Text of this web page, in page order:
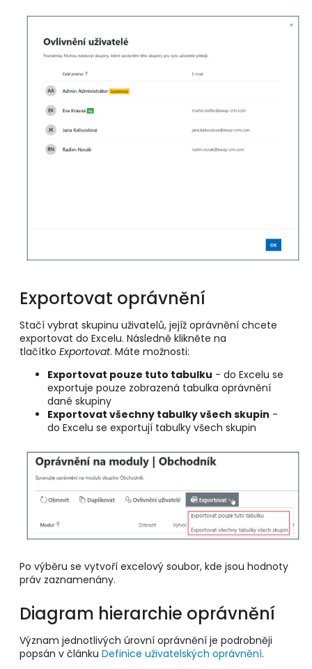
Exportovat oprávnění
Stačí vybrat skupinu uživatelů, jejíž oprávnění chcete
exportovat do Excelu. Následně klikněte na
tlačítko Exportovat. Máte možnosti:
Exportovat pouze tuto tabulku - do Excelu se
exportuje pouze zobrazená tabulka oprávnění
dané skupiny
Exportovat všechny tabulky všech skupin -
do Excelu se exportují tabulky všech skupin
Po výběru se vytvoří excelový soubor, kde jsou hodnoty
práv zaznamenány.
Diagram hierarchie oprávnění
Význam jednotlivých úrovní oprávnění je podrobněji
popsán v článku Definice uživatelských oprávnění.